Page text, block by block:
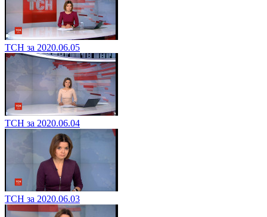
ТСН за 2020.06.05
ТСН за 2020.06.04
ТСН за 2020.06.03